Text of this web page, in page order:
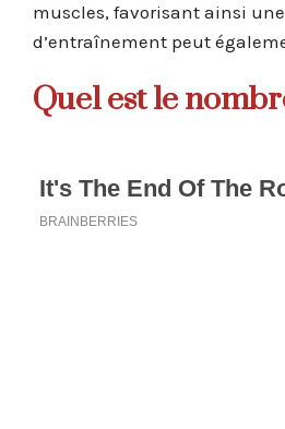
muscles, favorisant ainsi
d’entraînement peut
Quel est le